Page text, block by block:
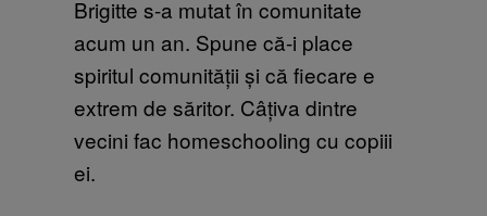
Brigitte s-a mutat în comunitate
acum un an. Spune că-i place
spiritul comunității și că fiecare e
extrem de săritor. Câțiva dintre
vecini fac homeschooling cu copiii
ei.